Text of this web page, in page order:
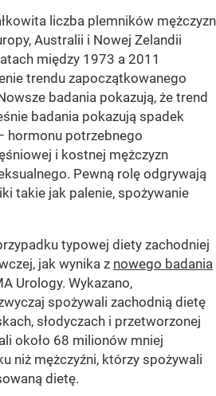
liczba plemników mężczyzn
Australii i Nowej Zelandii
między 1973 a 2011
trendu zapoczątkowanego
badania pokazują, że trend
badania pokazują spadek
hormonu potrzebnego
i kostnej mężczyzn
Pewną rolę odgrywają
takie jak palenie, spożywanie
typowej diety zachodniej
jak wynika z nowego badania
Urology. Wykazano,
spożywali zachodnią dietę
słodyczach i przetworzonej
około 68 milionów mniej
niż mężczyźni, którzy spożywali
dietę.